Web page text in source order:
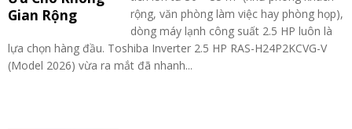
rộng, văn phòng làm việc hay phòng họp),
dòng máy lạnh công suất 2.5 HP luôn là
lựa chọn hàng đầu. Toshiba Inverter 2.5 HP RAS-H24P2KCVG-V
(Model 2026) vừa ra mắt đã nhanh...